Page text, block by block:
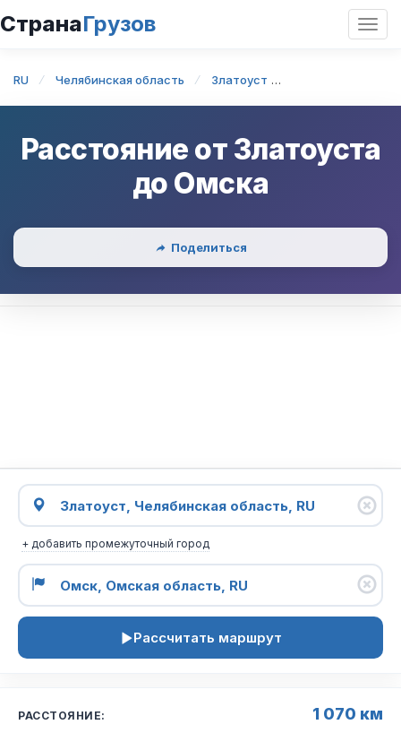
СтранаГрузов
RU Челябинская область Златоуст
Расстояние от Златоуста
до Омска
Поделиться
+ добавить промежуточный город
Рассчитать маршрут
РАССТОЯНИЕ: 1 070 км